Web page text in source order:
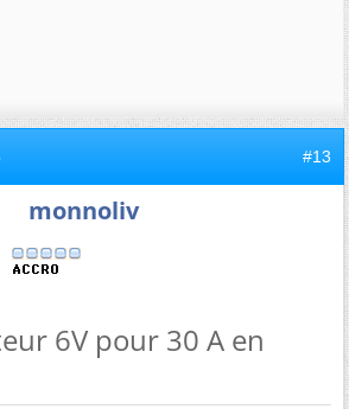
#13
monnoliv
6V pour 30 A en